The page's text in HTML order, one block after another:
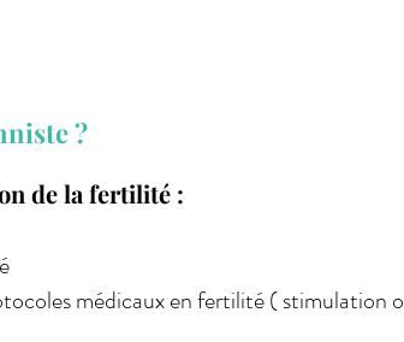
?
de la fertilité :
médicaux en fertilité ( stimulation